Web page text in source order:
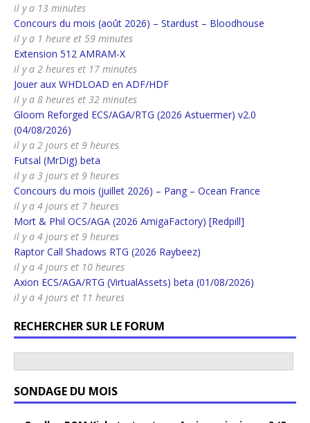
il y a 13 minutes
Concours du mois (août 2026) – Stardust – Bloodhouse
il y a 1 heure et 59 minutes
Extension 512 AMRAM-X
il y a 2 heures et 17 minutes
Jouer aux WHDLOAD en ADF/HDF
il y a 8 heures et 32 minutes
Gloom Reforged ECS/AGA/RTG (2026 Astuermer) v2.0
(04/08/2026)
il y a 2 jours et 9 heures
Futsal (MrDig) beta
il y a 3 jours et 9 heures
Concours du mois (juillet 2026) – Pang – Ocean France
il y a 4 jours et 7 heures
Mort & Phil OCS/AGA (2026 AmigaFactory) [Redpill]
il y a 4 jours et 9 heures
Raptor Call Shadows RTG (2026 Raybeez)
il y a 4 jours et 10 heures
Axion ECS/AGA/RTG (VirtualAssets) beta (01/08/2026)
il y a 4 jours et 11 heures
RECHERCHER SUR LE FORUM
SONDAGE DU MOIS